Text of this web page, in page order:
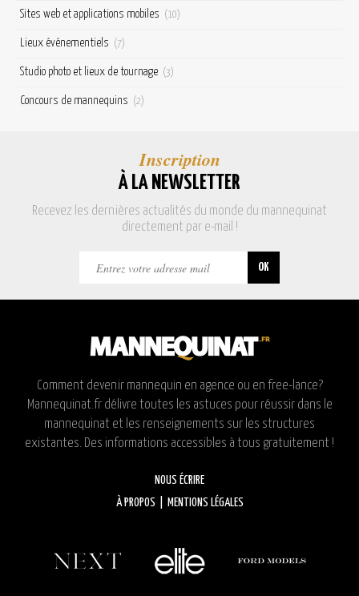
Sites web et applications mobiles (10)
Lieux événementiels (7)
Studio photo et lieux de tournage (3)
Concours de mannequins (2)
Inscription
À LA NEWSLETTER
Recevez les dernières actualités du monde du mannequinat
directement par e-mail !
Comment devenir mannequin en agence ou en free-lance?
Mannequinat.fr délivre toutes les astuces pour réussir dans le
mannequinat et les renseignements sur les structures
existantes. Des informations accessibles à tous gratuitement !
NOUS ÉCRIRE
À PROPOS
MENTIONS LÉGALES